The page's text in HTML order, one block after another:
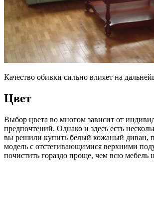
Качество обивки сильно влияет на
Цвет
Выбор цвета во многом зависит от
предпочтений. Однако и здесь есть
вы решили купить белый кожаный диван,
модель с отстегивающимися верхними
почистить гораздо проще, чем всю мебель